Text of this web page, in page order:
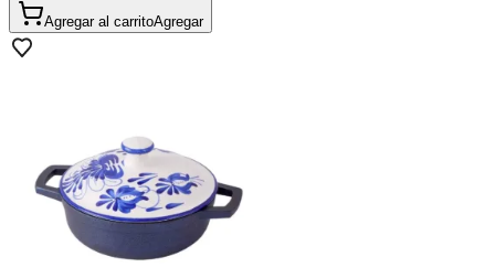
Agregar al carritoAgregar